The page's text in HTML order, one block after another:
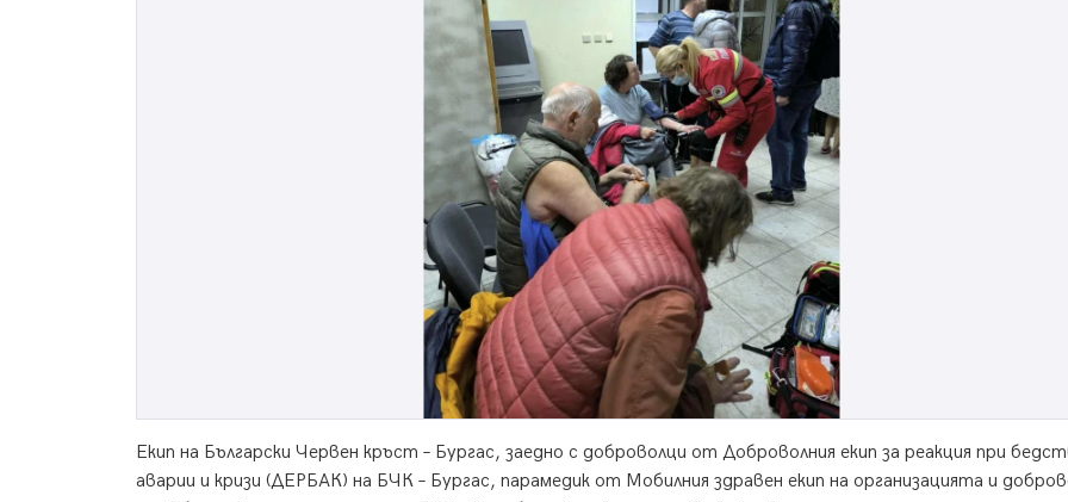
Екип на Български Червен кръст – Бургас, заедно с доброволци от Доброволния екип за реакция при
аварии и кризи (ДЕРБАК) на БЧК – Бургас, парамедик от Мобилния здравен екип на организацията и